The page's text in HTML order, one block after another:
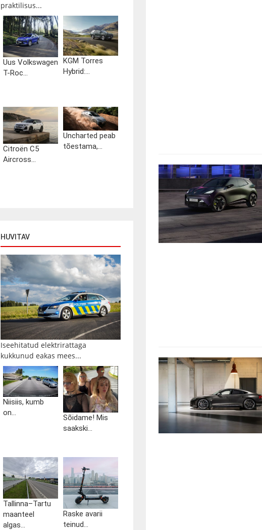
praktilisus...
Uus Volkswagen
T-Roc...
KGM Torres
Hybrid:...
Citroën C5
Aircross...
Uncharted peab
tõestama,...
HUVITAV
Iseehitatud elektrirattaga
kukkunud eakas mees...
Niisiis, kumb
on...
Sõidame! Mis
saakski...
Tallinna–Tartu
maanteel
algas...
Raske avarii
teinud...